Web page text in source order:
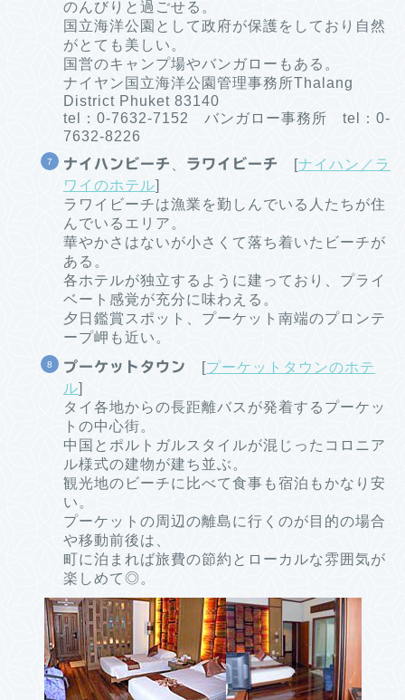
のんびりと過ごせる。
国立海洋公園として政府が保護をしており自然
がとても美しい。
国営のキャンプ場やバンガローもある。
ナイヤン国立海洋公園管理事務所Thalang
District Phuket 83140
tel：0-7632-7152 バンガロー事務所 tel：0-
7632-8226
ナイハンビーチ ラワイビーチ [ナイハン／ラ
ワイのホテル]
ラワイビーチは漁業を勤しんでいる人たちが住
んでいるエリア。
華やかさはないが小さくて落ち着いたビーチが
ある。
各ホテルが独立するように建っており、プライ
ベート感覚が充分に味わえる。
夕日鑑賞スポット、プーケット南端のプロンテ
ープ岬も近い。
プーケットタウン [プーケットタウンのホテ
ル]
タイ各地からの長距離バスが発着するプーケッ
トの中心街。
中国とポルトガルスタイルが混じったコロニア
ル様式の建物が建ち並ぶ。
観光地のビーチに比べて食事も宿泊もかなり安
い。
プーケットの周辺の離島に行くのが目的の場合
や移動前後は、
町に泊まれば旅費の節約とローカルな雰囲気が
楽しめて◎。